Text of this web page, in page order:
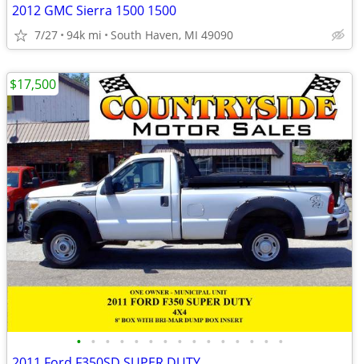
2012 GMC Sierra 1500 1500
7/27 94k mi South Haven, MI 49090
• • • • • • • • • • • • • • •
$17,500